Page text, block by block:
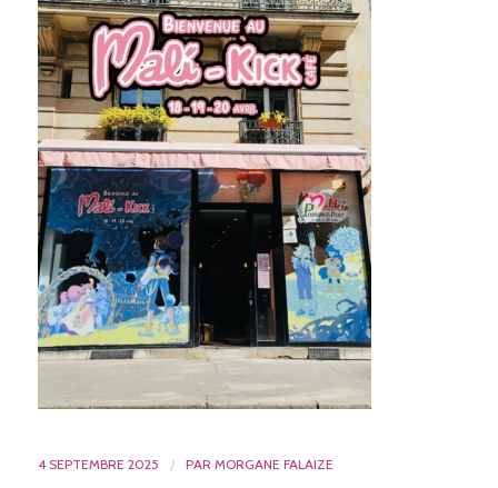
4 SEPTEMBRE 2025 / PAR MORGANE FALAIZE